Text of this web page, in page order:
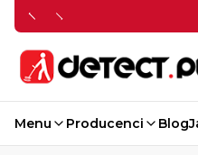
Menu Producenci Blog